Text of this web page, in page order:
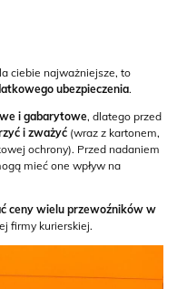
ciebie najważniejsze, to
ubezpieczenia.
i gabarytowe, dlatego przed
i zważyć (wraz z kartonem,
ochrony). Przed nadaniem
mieć one wpływ na
ceny wielu przewoźników w
firmy kurierskiej.